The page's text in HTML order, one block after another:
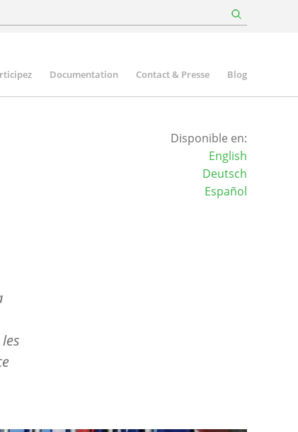
Documentation Contact & Presse Blog
Disponible en:
English
Deutsch
Español